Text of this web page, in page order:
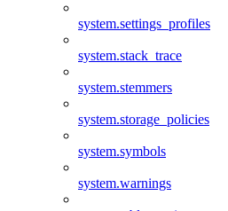
system.settings_profiles
system.stack_trace
system.stemmers
system.storage_policies
system.symbols
system.warnings